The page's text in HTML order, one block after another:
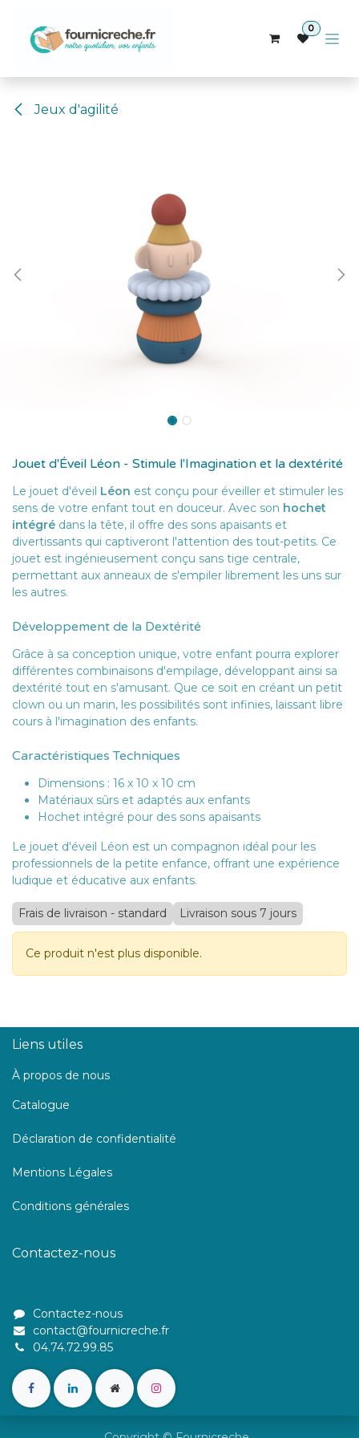
0
Jeux d'agilité
Jouet d'Éveil Léon - Stimule l'Imagination et la dextérité
Le jouet d'éveil Léon est conçu pour éveiller et stimuler les
sens de votre enfant tout en douceur. Avec son hochet
intégré dans la tête, il offre des sons apaisants et
divertissants qui captiveront l'attention des tout-petits. Ce
jouet est ingénieusement conçu sans tige centrale,
permettant aux anneaux de s'empiler librement les uns sur
les autres.
Développement de la Dextérité
Grâce à sa conception unique, votre enfant pourra explorer
différentes combinaisons d'empilage, développant ainsi sa
dextérité tout en s'amusant. Que ce soit en créant un petit
clown ou un marin, les possibilités sont infinies, laissant libre
cours à l'imagination des enfants.
Caractéristiques Techniques
Dimensions : 16 x 10 x 10 cm
Matériaux sûrs et adaptés aux enfants
Hochet intégré pour des sons apaisants
Le jouet d'éveil Léon est un compagnon idéal pour les
professionnels de la petite enfance, offrant une expérience
ludique et éducative aux enfants.
Frais de livraison - standard Livraison sous 7 jours
Ce produit n'est plus disponible.
Liens utiles
À propos de nous
Catalogue
Déclaration de confidentialité
Mentions Légales
Conditions générales
Contactez-nous
Contactez-nous
contact@fournicreche.fr
04.74.72.99.85